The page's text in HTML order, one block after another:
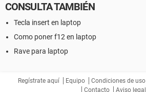
CONSULTA TAMBIÉN
Tecla insert en laptop
Como poner f12 en laptop
Rave para laptop
Regístrate aquí Equipo Condiciones de uso
Contacto
Aviso legal